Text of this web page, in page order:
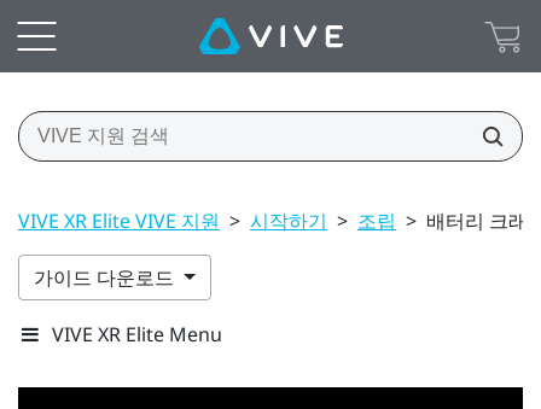
VIVE XR Elite VIVE 지원 > 시작하기 > 조립 > 배터리 크래
가이드 다운로드
VIVE XR Elite Menu